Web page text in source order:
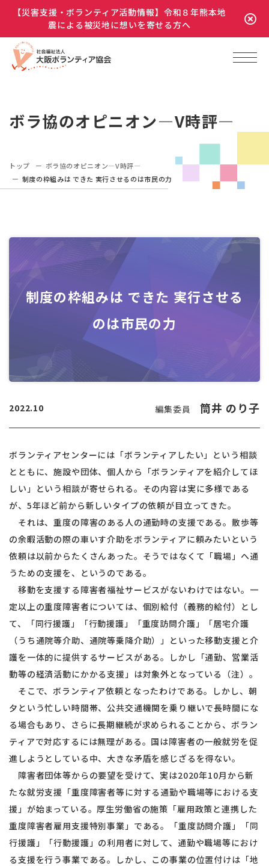
【災害支援・ボランティア活動情報】令和８年熊本地
震による被災地に想いを寄せる方へ
ボラ協のオピニオン―V時評―
トップ
ボラ協のオピニオン―V時評―
制度の枠組みは できた 実行させるのは市民の力
制度の枠組みは できた 実行させる
のは市民の力
2022.10 編集委員 筒井 のり子
ボランティアセンターには「ボランティアしたい」という相談
とともに、施設や団体、個人から「ボランティアを紹介してほ
しい」という相談が寄せられる。その内容は実に多様である
が、5年ほど前から新しいタイプの依頼が目立ってきた。
それは、重度の障害のある人の通勤時の支援である。散歩等
の余暇活動の際の車いす介助をボランティアに頼みたいという
依頼は以前からたくさんあった。そうではなくて「職場」へ通
うための支援を、というのである。
移動を支援する障害者福祉サービスがないわけではない。一
定以上の重度障害者については、個別給付（義務的給付）とし
て、「同行援護」「行動援護」「重度訪問介護」「居宅介護
（うち通院等介助、通院等乗降介助）」といった移動支援と介
護を一体的に提供するサービスがある。しかし「通勤、営業活
動等の経済活動にかかる支援」は対象外となっている（注）。
そこで、ボランティア依頼となったわけである。しかし、朝
夕という忙しい時間帯、公共交通機関を乗り継いで長時間にな
る場合もあり、さらに長期継続が求められることから、ボラン
ティアで対応するには無理がある。国は障害者の一般就労を促
進しようとしている中、大きな矛盾を感じざるを得ない。
障害者団体等からの要望を受けて、実は2020年10月から新
たな就労支援「重度障害者等に対する通勤や職場等における支
援」が始まっている。厚生労働省の施策「雇用政策と連携した
重度障害者雇用支援特別事業」である。「重度訪問介護」「同
行援護」「行動援護」の利用者に対して、通勤や職場等におけ
る支援を行う事業である。しかし、この事業の位置付けは「地